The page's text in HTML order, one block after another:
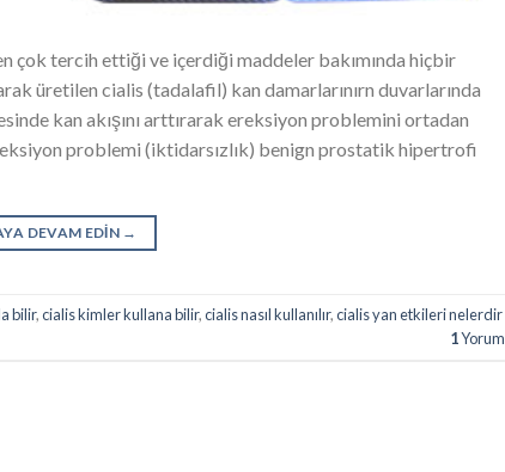
çok tercih ettiği ve içerdiği maddeler bakımında hiçbir
üretilen cialis (tadalafil) kan damarlarınırn duvarlarında
kan akışını arttırarak ereksiyon problemini ortadan
problemi (iktidarsızlık) benign prostatik hipertrofi
DEVAM EDIN →
bilir,cialis kimler kullana bilir,cialis nasıl kullanılır,cialis yan etkileri nelerdir
1Yorum